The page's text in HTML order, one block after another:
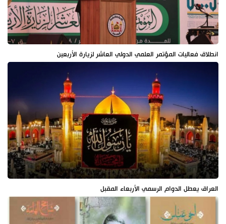
انطلاق فعاليات المؤتمر العلمي الدولي العاشر لزيارة الأربعين
العراق يعطل الدوام الرسمي الأربعاء المقبل